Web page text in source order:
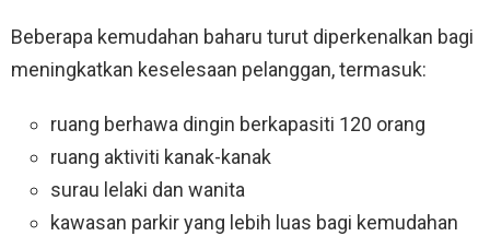
Beberapa kemudahan baharu turut diperkenalkan bagi
meningkatkan keselesaan pelanggan, termasuk:
ruang berhawa dingin berkapasiti 120 orang
ruang aktiviti kanak-kanak
surau lelaki dan wanita
kawasan parkir yang lebih luas bagi kemudahan